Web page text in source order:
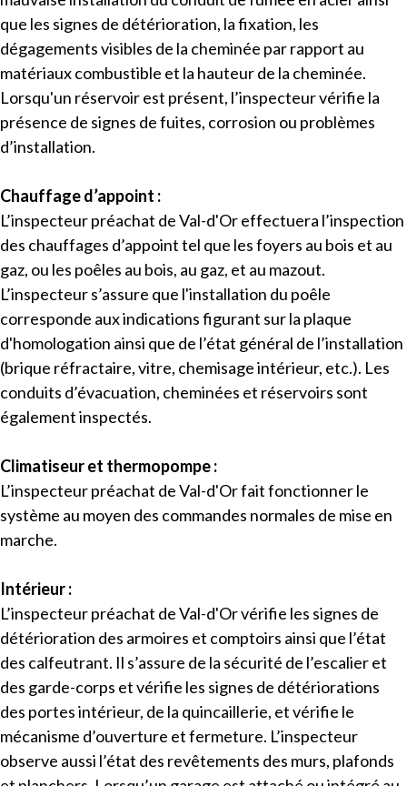
que les signes de détérioration, la fixation, les
dégagements visibles de la cheminée par rapport au
matériaux combustible et la hauteur de la cheminée.
Lorsqu'un réservoir est présent, l’inspecteur vérifie la
présence de signes de fuites, corrosion ou problèmes
d’installation.
Chauffage d’appoint :
L’inspecteur préachat de Val-d'Or effectuera l’inspection
des chauffages d’appoint tel que les foyers au bois et au
gaz, ou les poêles au bois, au gaz, et au mazout.
L’inspecteur s’assure que l'installation du poêle
corresponde aux indications figurant sur la plaque
d'homologation ainsi que de l’état général de l’installation
(brique réfractaire, vitre, chemisage intérieur, etc.). Les
conduits d’évacuation, cheminées et réservoirs sont
également inspectés.
Climatiseur et thermopompe :
L’inspecteur préachat de Val-d'Or fait fonctionner le
système au moyen des commandes normales de mise en
marche.
Intérieur :
L’inspecteur préachat de Val-d'Or vérifie les signes de
détérioration des armoires et comptoirs ainsi que l’état
des calfeutrant. Il s’assure de la sécurité de l’escalier et
des garde-corps et vérifie les signes de détériorations
des portes intérieur, de la quincaillerie, et vérifie le
mécanisme d’ouverture et fermeture. L’inspecteur
observe aussi l’état des revêtements des murs, plafonds